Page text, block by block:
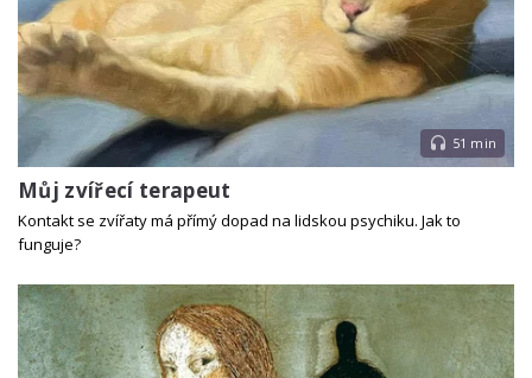
51 min
Můj zvířecí terapeut
Kontakt se zvířaty má přímý dopad na lidskou psychiku. Jak to
funguje?